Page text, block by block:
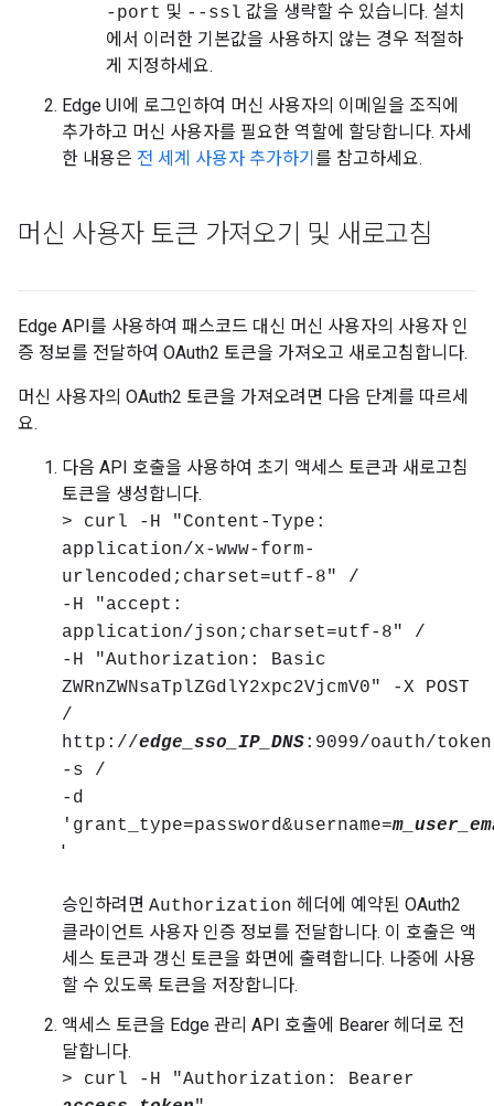
-port 및 --ssl 값을 생략할 수 있습니다. 설치
에서 이러한 기본값을 사용하지 않는 경우 적절하
게 지정하세요.
Edge UI에 로그인하여 머신 사용자의 이메일을 조직에
추가하고 머신 사용자를 필요한 역할에 할당합니다. 자세
한 내용은 전 세계 사용자 추가하기 를 참고하세요.
머신 사용자 토큰 가져오기 및 새로고침
Edge API를 사용하여 패스코드 대신 머신 사용자의 사용자 인
증 정보를 전달하여 OAuth2 토큰을 가져오고 새로고침합니다.
머신 사용자의 OAuth2 토큰을 가져오려면 다음 단계를 따르세
요.
다음 API 호출을 사용하여 초기 액세스 토큰과 새로고침
토큰을 생성합니다.
> curl -H "Content-Type:
application/x-www-form-
urlencoded;charset=utf-8" /
-H "accept:
application/json;charset=utf-8" /
-H "Authorization: Basic
ZWRnZWNsaTplZGdlY2xpc2VjcmV0" -X POST
/
http://edge_sso_IP_DNS:9099/oauth/token
-s /
-d
'grant_type=password&username=
'
승인하려면 Authorization 헤더에 예약된 OAuth2
클라이언트 사용자 인증 정보를 전달합니다. 이 호출은 액
세스 토큰과 갱신 토큰을 화면에 출력합니다. 나중에 사용
할 수 있도록 토큰을 저장합니다.
액세스 토큰을 Edge 관리 API 호출에 Bearer 헤더로 전
달합니다.
> curl -H "Authorization: Bearer